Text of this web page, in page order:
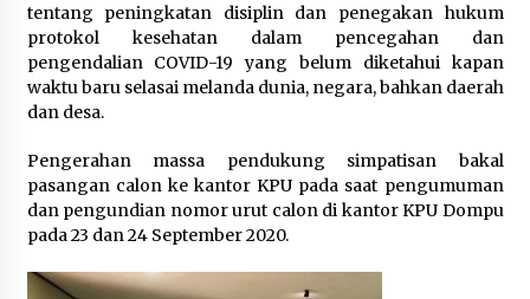
tentang peningkatan disiplin dan penegakan hukum
protokol kesehatan dalam pencegahan dan
pengendalian COVID-19 yang belum diketahui kapan
waktu baru selasai melanda dunia, negara, bahkan daerah
dan desa.
Pengerahan massa pendukung simpatisan bakal
pasangan calon ke kantor KPU pada saat pengumuman
dan pengundian nomor urut calon di kantor KPU Dompu
pada 23 dan 24 September 2020.